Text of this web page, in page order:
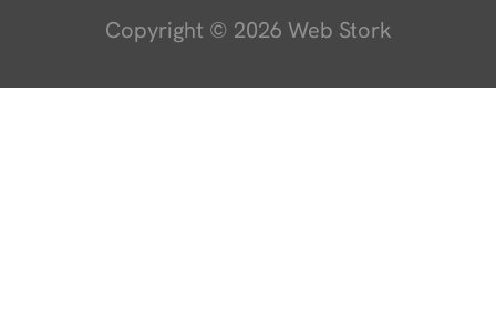
Copyright © 2026 Web Stork